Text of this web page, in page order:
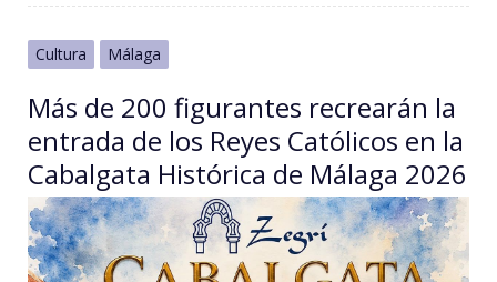
Cultura Málaga
Más de 200 figurantes recrearán la
entrada de los Reyes Católicos en la
Cabalgata Histórica de Málaga 2026